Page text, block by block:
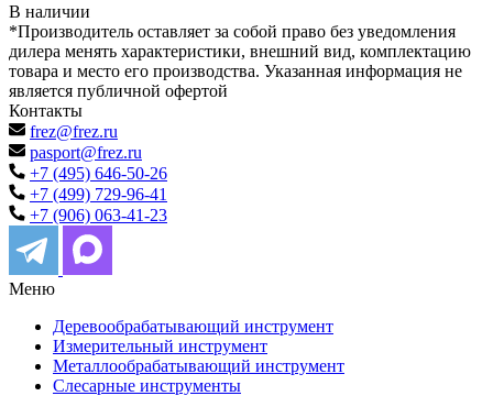
В наличии
*Производитель оставляет за собой право без уведомления
дилера менять характеристики, внешний вид, комплектацию
товара и место его производства. Указанная информация не
является публичной офертой
Контакты
frez@frez.ru
pasport@frez.ru
+7 (495) 646-50-26
+7 (499) 729-96-41
+7 (906) 063-41-23
Меню
Деревообрабатывающий инструмент
Измерительный инструмент
Металлообрабатывающий инструмент
Слесарные инструменты